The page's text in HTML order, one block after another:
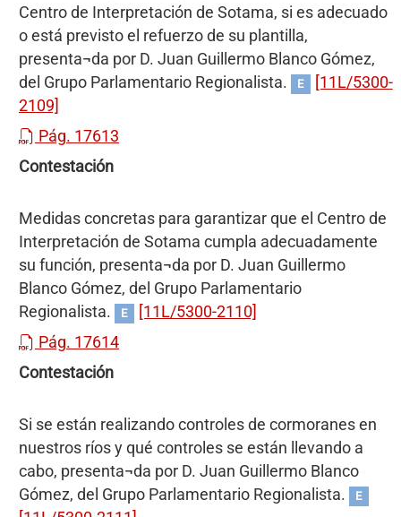
Centro de Interpretación de Sotama, si es adecuado
o está previsto el refuerzo de su plantilla,
presenta¬da por D. Juan Guillermo Blanco Gómez,
del Grupo Parlamentario Regionalista.
E
[11L/5300-
2109]
Pág. 17613
Contestación
Medidas concretas para garantizar que el Centro de
Interpretación de Sotama cumpla adecuadamente
su función, presenta¬da por D. Juan Guillermo
Blanco Gómez, del Grupo Parlamentario
Regionalista.
E
[11L/5300-2110]
Pág. 17614
Contestación
Si se están realizando controles de cormoranes en
nuestros ríos y qué controles se están llevando a
cabo, presenta¬da por D. Juan Guillermo Blanco
Gómez, del Grupo Parlamentario Regionalista.
E